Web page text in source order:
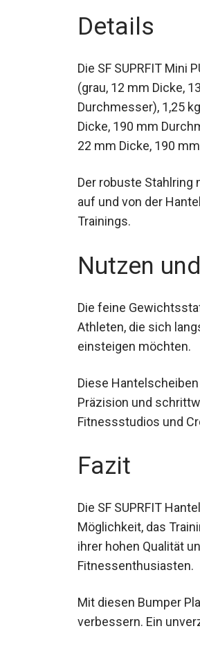
Details
Die SF SUPRFIT
kg (grau, 12 mm
Durchmesser), 1,25
mm Dicke, 190 mm
(rot, 22 mm Dicke,
Der robuste
auf und von der
Trainings.
Nutzen
Die feine
Athleten, die sich
einsteigen möchten.
Diese
Präzision und
Fitnessstudios und
Fazit
Die SF SUPRFIT
Möglichkeit, das
aufgrund ihrer hohen
Fitnessenthusiasten.
Mit diesen Bumper
verbessern. Ein